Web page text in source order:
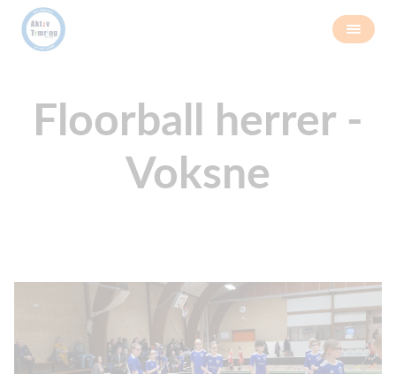
Floorball herrer -
Voksne